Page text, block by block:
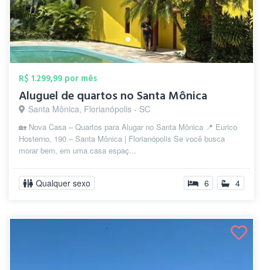
R$ 1.299,99 por mês
Aluguel de quartos no Santa Mônica
Santa Mônica, Florianópolis - SC
🏡 Nova Casa – Quartos para Alugar no Santa Mônica 📍 Eurico
Hosterno, 190 – Santa Mônica | Florianópolis Se você busca
morar bem, em uma casa espaç...
Qualquer sexo 6 4